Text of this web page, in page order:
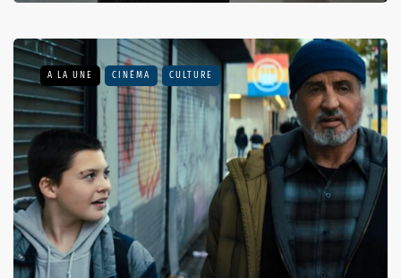
A LA UNE CINÉMA CULTURE